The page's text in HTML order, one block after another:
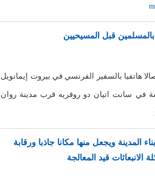
قبل المسيحيين
هاتفيا بالسفير الفرنسي في بيروت إيمانويل
في سانت اتيان دو روفريه قرب مدينة روان
المدينة ويجعل منها مكانا جاذبا ورقابة
قيد المعالجة